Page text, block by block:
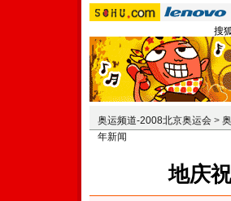
搜
奥运频道-2008北京奥运会 >
年新闻
地庆